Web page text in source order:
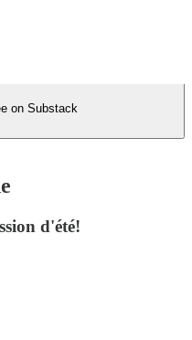
on Substack
d'été!